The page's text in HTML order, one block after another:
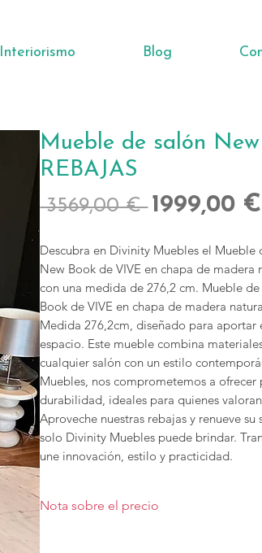
Interiorismo Blog
Mueble de salón
REBAJAS
3569,00 € Precio
1999,00 €
Descubra en Divinity Muebles el
New Book de VIVE en chapa de
con una medida de 276,2 cm. Mueble
Book de VIVE en chapa de madera
Medida 276,2cm, diseñado para aportar
espacio. Este mueble combina
cualquier salón con un estilo
Muebles, nos comprometemos a ofrecer
durabilidad, ideales para quienes
Aproveche nuestras rebajas y renueve
solo Divinity Muebles puede brindar.
une innovación, estilo y practicidad.
Nota sobre el precio